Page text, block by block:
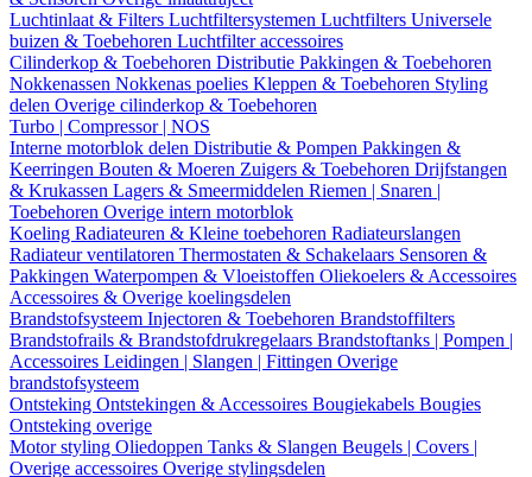
Luchtinlaat & Filters Luchtfiltersystemen Luchtfilters Universele
buizen & Toebehoren Luchtfilter accessoires
Cilinderkop & Toebehoren Distributie Pakkingen & Toebehoren
Nokkenassen Nokkenas poelies Kleppen & Toebehoren Styling
delen Overige cilinderkop & Toebehoren
Turbo | Compressor | NOS
Interne motorblok delen Distributie & Pompen Pakkingen &
Keerringen Bouten & Moeren Zuigers & Toebehoren Drijfstangen
& Krukassen Lagers & Smeermiddelen Riemen | Snaren |
Toebehoren Overige intern motorblok
Koeling Radiateuren & Kleine toebehoren Radiateurslangen
Radiateur ventilatoren Thermostaten & Schakelaars Sensoren &
Pakkingen Waterpompen & Vloeistoffen Oliekoelers & Accessoires
Accessoires & Overige koelingsdelen
Brandstofsysteem Injectoren & Toebehoren Brandstoffilters
Brandstofrails & Brandstofdrukregelaars Brandstoftanks | Pompen |
Accessoires Leidingen | Slangen | Fittingen Overige
brandstofsysteem
Ontsteking Ontstekingen & Accessoires Bougiekabels Bougies
Ontsteking overige
Motor styling Oliedoppen Tanks & Slangen Beugels | Covers |
Overige accessoires Overige stylingsdelen